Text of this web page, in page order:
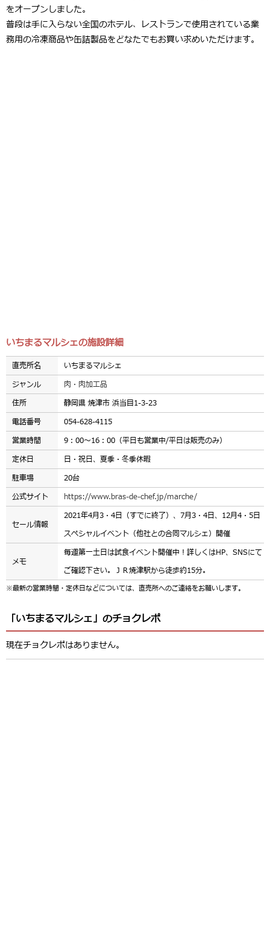
をオープンしました。
普段は手に入らない全国のホテル、レストランで使用されている業
務用の冷凍商品や缶詰製品をどなたでもお買い求めいただけます。
いちまるマルシェの施設詳細
直売所名
いちまるマルシェ
ジャンル
肉・肉加工品
住所
静岡県 焼津市 浜当目1-3-23
電話番号
054-628-4115
営業時間
9：00～16：00（平日も営業中/平日は販売のみ）
定休日
日・祝日、夏季・冬季休暇
駐車場
20台
公式サイト
https://www.bras-de-chef.jp/marche/
セール情報
2021年4月3・4日（すでに終了）、7月3・4日、12月4・5日
スペシャルイベント（他社との合同マルシェ）開催
メモ
毎週第一土日は試食イベント開催中！詳しくはHP、SNSにて
ご確認下さい。ＪＲ焼津駅から徒歩約15分。
※最新の営業時間・定休日などについては、直売所へのご連絡をお願いします。
「いちまるマルシェ」のチョクレポ
現在チョクレポはありません。